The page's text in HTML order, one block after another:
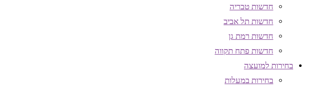
חדשות טבריה
חדשות תל אביב
חדשות רמת גן
חדשות פתח תקווה
בחירות למועצה
בחירות במעלות